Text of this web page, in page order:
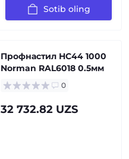
Sotib oling
Профнастил НС44 1000
Norman RAL6018 0.5мм
0
32 732.82 UZS